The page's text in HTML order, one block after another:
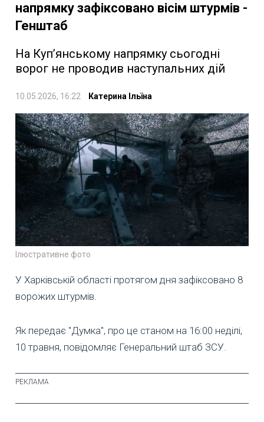
напрямку зафіксовано вісім штурмів -
Генштаб
На Куп’янському напрямку сьогодні
ворог не проводив наступальних дій
10.05.2026, 16:22 Катерина Ільїна
Ілюстративне фото
У Харківській області протягом дня зафіксовано 8
ворожих штурмів.
Як передає "Думка", про це станом на 16:00 неділі,
10 травня, повідомляє Генеральний штаб ЗСУ.